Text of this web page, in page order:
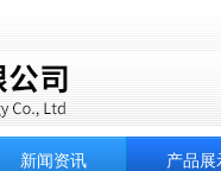
新闻资讯 产品展